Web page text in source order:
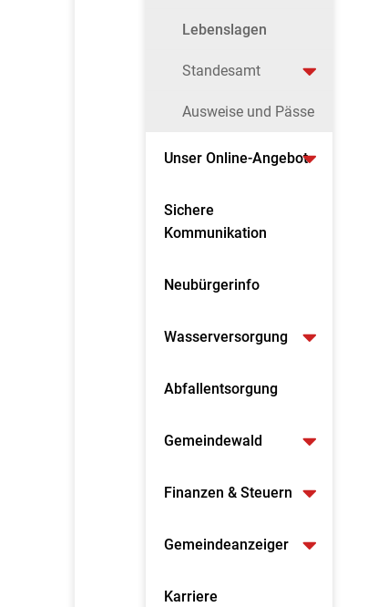
Lebenslagen
Standesamt
Ausweise und Pässe
Unser Online-Angebot
Sichere
Kommunikation
Neubürgerinfo
Wasserversorgung
Abfallentsorgung
Gemeindewald
Finanzen & Steuern
Gemeindeanzeiger
Karriere